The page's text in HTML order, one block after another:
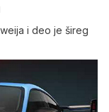
i deo je šireg